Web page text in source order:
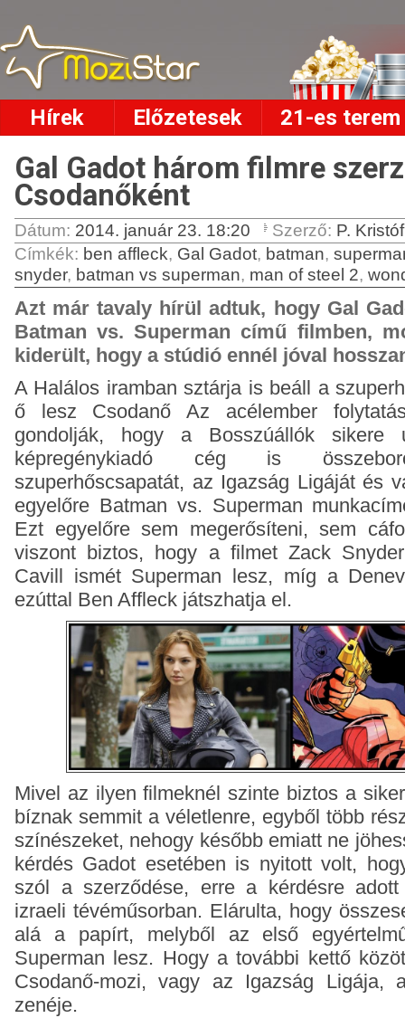
Hírek Előzetesek 21-es terem
Gal Gadot három filmre
Csodanőként
Dátum: 2014. január 23. 18:20 Szerző: P. Kristóf
Címkék: ben affleck, Gal Gadot, batman,
snyder, batman vs superman, man of steel 2,
Azt már tavaly hírül adtuk, hogy Gal
Batman vs. Superman című filmben,
kiderült, hogy a stúdió ennél jóval
A Halálos iramban sztárja is beáll a
ő lesz Csodanő Az acélember
gondolják, hogy a Bosszúállók sikere
képregénykiadó cég is
szuperhőscsapatát, az Igazság Ligáját és
egyelőre Batman vs. Superman
Ezt egyelőre sem megerősíteni, sem
viszont biztos, hogy a filmet Zack
Cavill ismét Superman lesz, míg a
ezúttal Ben Affleck játszhatja el.
Mivel az ilyen filmeknél szinte biztos a
bíznak semmit a véletlenre, egyből több
színészeket, nehogy később emiatt ne
kérdés Gadot esetében is nyitott volt,
szól a szerződése, erre a kérdésre
izraeli tévéműsorban. Elárulta, hogy
alá a papírt, melyből az első
Superman lesz. Hogy a további kettő
Csodanő-mozi, vagy az Igazság Ligája,
zenéje.